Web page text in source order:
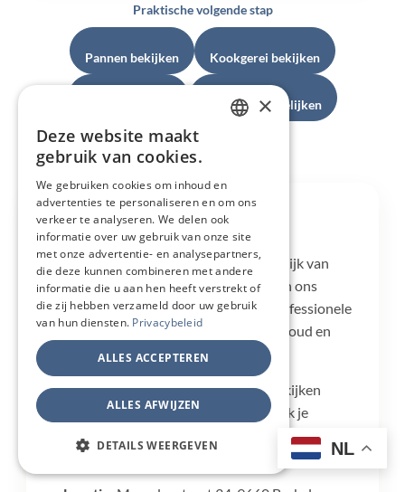
Praktische volgende stap
Pannen bekijken Kookgerei bekijken
Antikleef vergelijken
Workshops bekijken
Over Chef & Knife
Dit artikel is geschreven vanuit de praktijk van
Chef & Knife in Brakel. In onze winkel en ons
slijpatelier helpen we hobbykoks en professionele
chefs met messen, slijptechniek, onderhoud en
snijmateriaal.
We verkopen niet alleen messen, maar kijken
vooral naar hoe jij kookt: welke snijplank je
gebruikt, hoe je je messen onderhoudt en welk mes
past bij jouw keuken.
NL
GERMAN
ENGLISH
×
Deze website maakt
gebruik van cookies.
We gebruiken cookies om inhoud en
advertenties te personaliseren en om ons
verkeer te analyseren. We delen ook
informatie over uw gebruik van onze site
met onze advertentie- en analysepartners,
die deze kunnen combineren met andere
informatie die u aan hen heeft verstrekt of
die zij hebben verzameld door uw gebruik
van hun diensten. Privacybeleid
ALLES ACCEPTEREN
ALLES AFWIJZEN
DETAILS WEERGEVEN